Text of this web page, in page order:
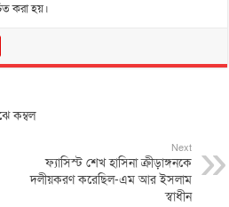
করা হয়।
কম্বল
Next
ফ্যাসিস্ট শেখ হাসিনা ক্রীড়াঙ্গনকে
দলীয়করণ করেছিল-এম আর ইসলাম
স্বাধীন